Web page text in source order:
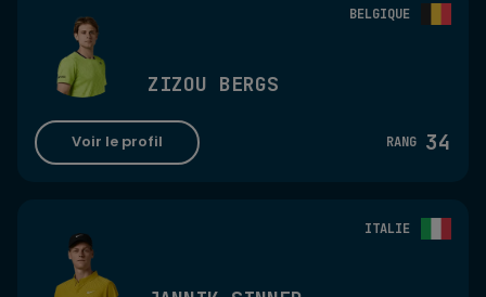
BELGIQUE
ZIZOU BERGS
Voir le profil RANG 34
ITALIE